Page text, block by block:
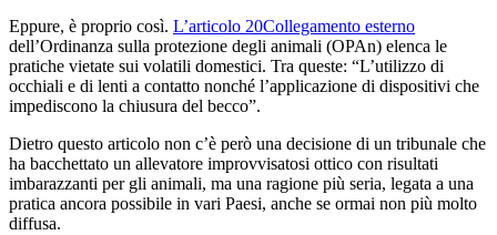
Eppure, è proprio così. L’articolo 20Collegamento esterno
dell’Ordinanza sulla protezione degli animali (OPAn) elenca le
pratiche vietate sui volatili domestici. Tra queste: “L’utilizzo di
occhiali e di lenti a contatto nonché l’applicazione di dispositivi che
impediscono la chiusura del becco”.
Dietro questo articolo non c’è però una decisione di un tribunale che
ha bacchettato un allevatore improvvisatosi ottico con risultati
imbarazzanti per gli animali, ma una ragione più seria, legata a una
pratica ancora possibile in vari Paesi, anche se ormai non più molto
diffusa.